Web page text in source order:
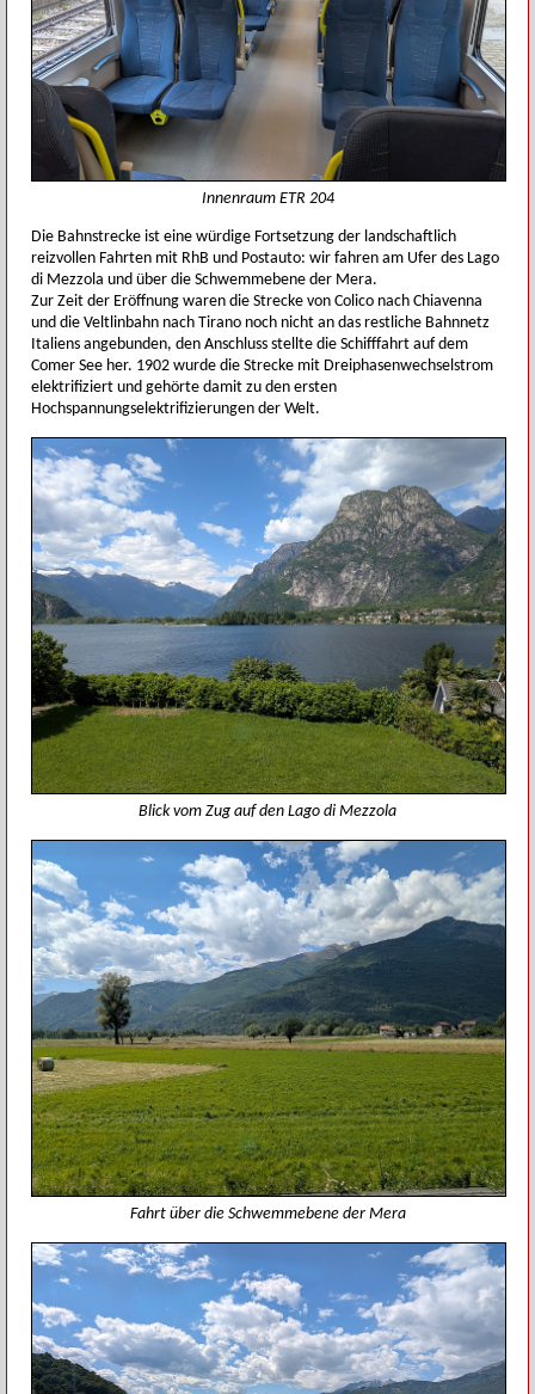
Innenraum ETR 204
Die Bahnstrecke ist eine würdige Fortsetzung der landschaftlich
reizvollen Fahrten mit RhB und Postauto: wir fahren am Ufer des Lago
di Mezzola und über die Schwemmebene der Mera.
Zur Zeit der Eröffnung waren die Strecke von Colico nach Chiavenna
und die Veltlinbahn nach Tirano noch nicht an das restliche Bahnnetz
Italiens angebunden, den Anschluss stellte die Schifffahrt auf dem
Comer See her. 1902 wurde die Strecke mit Dreiphasenwechselstrom
elektrifiziert und gehörte damit zu den ersten
Hochspannungselektrifizierungen der Welt.
Blick vom Zug auf den Lago di Mezzola
Fahrt über die Schwemmebene der Mera